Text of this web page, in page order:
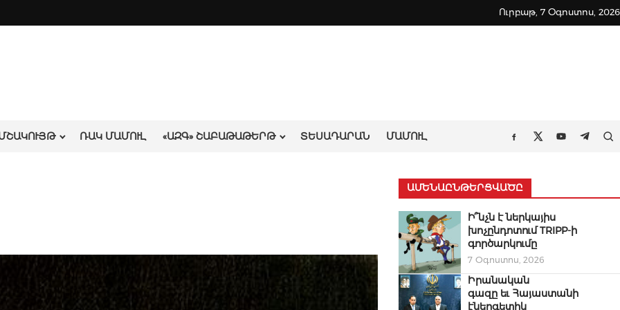
Ուրբաթ, 7 Օգոստոս, 2026
ՌԱԿ ՄԱՄՈՒԼ «ԱԶԳ» ՇԱԲԱԹԱԹԵՐԹ ՏԵՍԱԴԱՐԱՆ ՄԱՄՈՒԼ
Facebook
TwitterYoutube
ԱՄԵՆԱԸՆԹԵՐՑՎԱԾԸ
Ի՞նչն է ներկայիս
խոչընդոտում TRIPP-ի
գործարկումը
7 Օգոստոս, 2026
Իրանական
գազը եւ Հայաստանի
էներգետիկ